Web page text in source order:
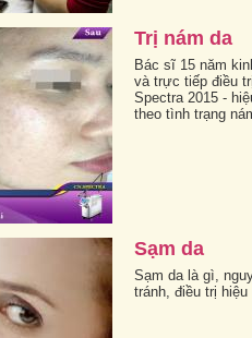
Trị nám da
Bác sĩ 15 năm
và trực tiếp điều
Spectra 2015 -
theo tình trạng
Sạm da
Sạm da là gì,
tránh, điều trị hiệu